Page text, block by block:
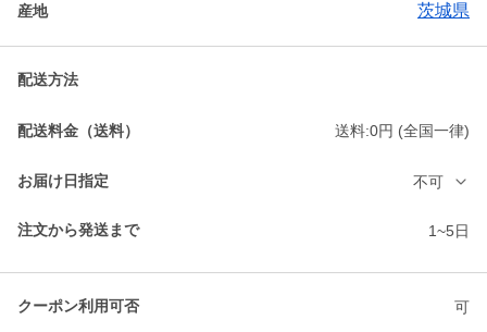
産地 茨城県
配送方法
配送料金（送料） 送料:0円 (全国一律)
お届け日指定 不可
注文から発送まで 1~5日
クーポン利用可否 可